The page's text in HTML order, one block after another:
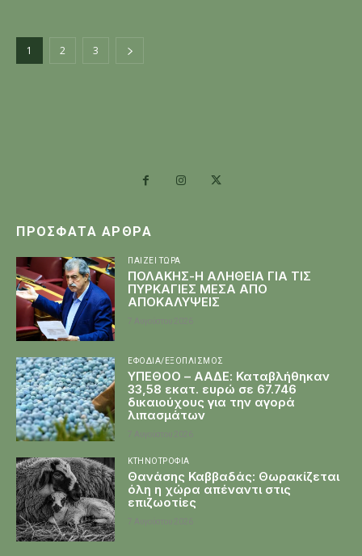
1 2 3
ΠΡΌΣΦΑΤΑ ΆΡΘΡΑ
ΠΑΊΖΕΙ ΤΏΡΑ
ΠΟΛΑΚΗΣ-Η ΑΛΗΘΕΙΑ ΓΙΑ ΤΙΣ
ΠΥΡΚΑΓΙΕΣ ΜΕΣΑ ΑΠΟ
ΑΠΟΚΑΛΥΨΕΙΣ
ΕΦΌΔΙΑ/ΕΞΟΠΛΙΣΜΌΣ
ΥΠΕΘΟΟ – ΑΑΔΕ: Καταβλήθηκαν
33,58 εκατ. ευρώ σε 67.746
δικαιούχους για την αγορά
λιπασμάτων
ΚΤΗΝΟΤΡΟΦΊΑ
Θανάσης Καββαδάς: Θωρακίζεται
όλη η χώρα απέναντι στις
επιζωοτίες